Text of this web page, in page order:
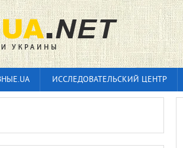
ИССЛЕДОВАТЕЛЬСКИЙ ЦЕНТР